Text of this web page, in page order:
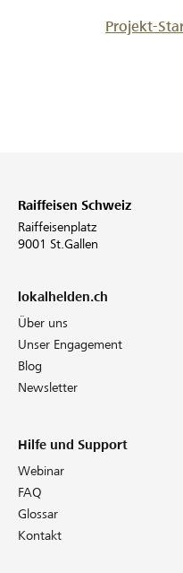
Projekt-
Raiffeisen Schweiz
Raiffeisenplatz
9001 St.Gallen
lokalhelden.ch
Über uns
Unser Engagement
Blog
Newsletter
Hilfe und Support
Webinar
FAQ
Glossar
Kontakt